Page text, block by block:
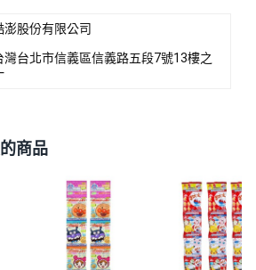
澎股份有限公司
灣台北市信義區信義路五段7號13樓之
商品